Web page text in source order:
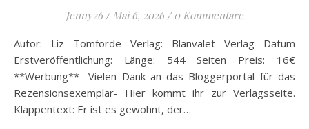
Jenny26 / Mai 6, 2026 / 0 Kommentare
Autor: Liz Tomforde Verlag: Blanvalet Verlag Datum
Erstveröffentlichung: Länge: 544 Seiten Preis: 16€
**Werbung** -Vielen Dank an das Bloggerportal für das
Rezensionsexemplar- Hier kommt ihr zur Verlagsseite.
Klappentext: Er ist es gewohnt, der…